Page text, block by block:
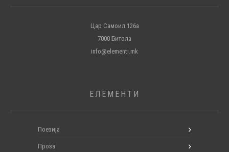
Цар Самоил 126а
7000 Битола
info@elementi.mk
ЕЛЕМЕНТИ
Поезија
Проза